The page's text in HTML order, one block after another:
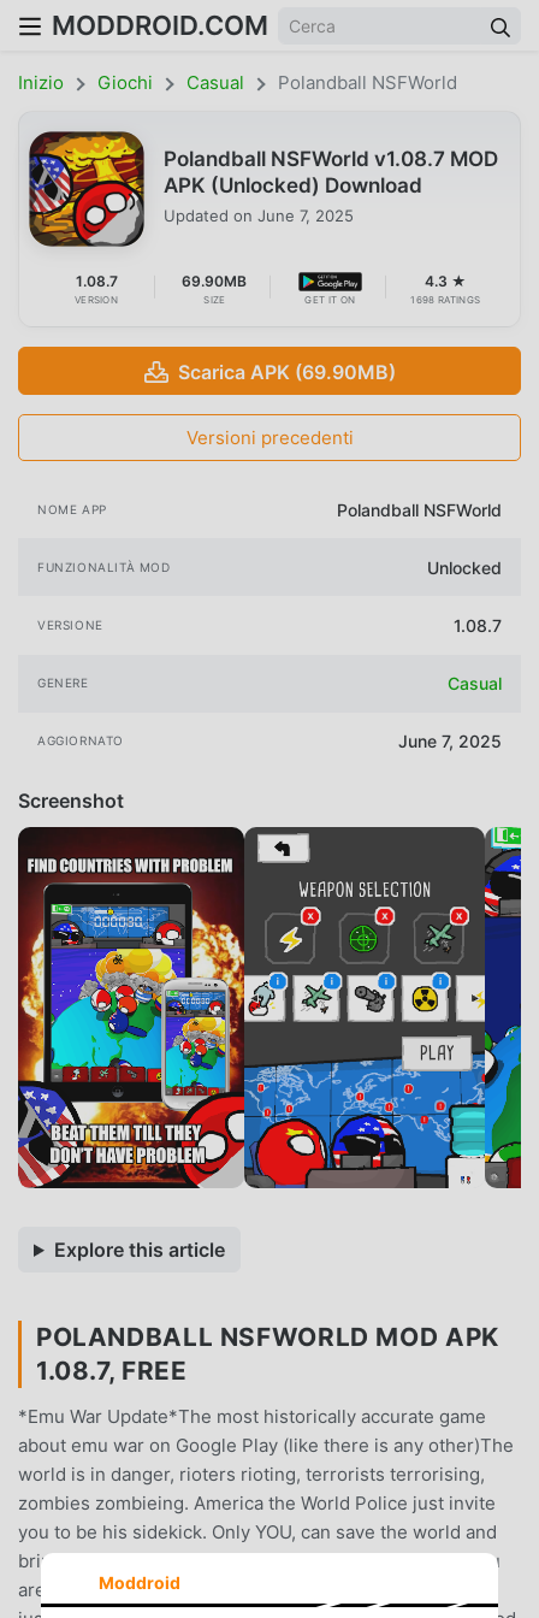
MODDROID.COM
Inizio Giochi Casual Polandball NSFWorld
Polandball NSFWorld v1.08.7 MOD
APK (Unlocked) Download
Updated on June 7, 2025
1.08.7
VERSION
69.90MB
SIZE GET IT ON
4.3 ★
1698 RATINGS
Scarica APK (69.90MB)
Versioni precedenti
NOME APP Polandball NSFWorld
FUNZIONALITÀ MOD Unlocked
VERSIONE 1.08.7
GENERE Casual
AGGIORNATO June 7, 2025
Screenshot
Explore this article
POLANDBALL NSFWORLD MOD APK
1.08.7, FREE
*Emu War Update*The most historically accurate game
about emu war on Google Play (like there is any other)The
world is in danger, rioters rioting, terrorists terrorising,
zombies zombieing. America the World Police just invite
you to be his sidekick. Only YOU, can save the world and
bring world peace, because you are the chosen one, you
are the one with passion and kindness and the will of
Moddroid